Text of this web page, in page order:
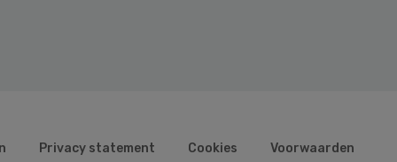
Privacy statement Cookies Voorwaarden